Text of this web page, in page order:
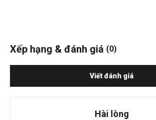
Xếp hạng & đánh giá (0)
Viết đánh giá
Hài lòng